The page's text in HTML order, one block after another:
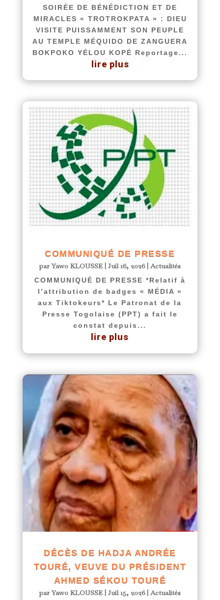
SOIRÉE DE BÉNÉDICTION ET DE
MIRACLES « TROTROKPATA » : DIEU
VISITE PUISSAMMENT SON PEUPLE
AU TEMPLE MÉQUIDO DE ZANGUERA
BOKPOKO YÉLOU KOPÉ Reportage...
lire plus
COMMUNIQUÉ DE PRESSE
parYawo KLOUSSE |Juil 16, 2026|Actualités
COMMUNIQUÉ DE PRESSE *Relatif à
l’attribution de badges « MÉDIA »
aux Tiktokeurs* Le Patronat de la
Presse Togolaise (PPT) a fait le
constat depuis...
lire plus
DÉCÈS DE HADJA ANDRÉE
TOURÉ, VEUVE DU PRÉSIDENT
AHMED SÉKOU TOURÉ
parYawo KLOUSSE |Juil 15, 2026|Actualités